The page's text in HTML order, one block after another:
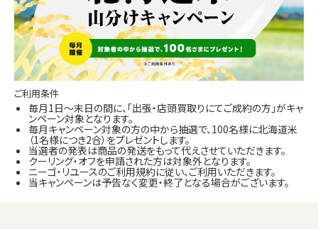
ご利用条件
毎月1日～末日の間に、「出張・店頭買取りにてご成約の方」がキャ
ンペーン対象となります。
毎月キャンペーン対象の方の中から抽選で、100名様に北海道米
（1名様につき2合）をプレゼントします。
当選者の発表は商品の発送をもって代えさせていただきます。
クーリング・オフを申請された方は対象外となります。
ニーゴ・リユースのご利用規約に従い、ご利用いただきます。
当キャンペーンは予告なく変更・終了となる場合がございます。